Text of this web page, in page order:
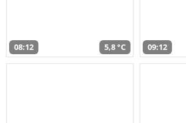
08:12 5,8 °C 09:12